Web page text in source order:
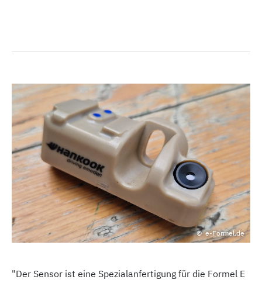
e-Formel.de
"Der Sensor ist eine Spezialanfertigung für die Formel E